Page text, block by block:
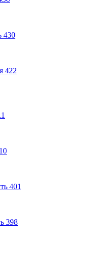
430
422
401
398